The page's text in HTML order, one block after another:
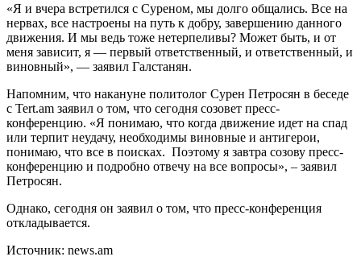
«Я и вчера встретился с Суреном, мы долго общались. Все на
нервах, все настроены на путь к добру, завершению данного
движения. И мы ведь тоже нетерпеливы? Может быть, и от
меня зависит, я — первый ответственный, и ответственный, и
виновный», — заявил Галстанян.
Напомним, что накануне политолог Сурен Петросян в беседе
с Tert.am заявил о том, что сегодня созовет пресс-
конференцию. «Я понимаю, что когда движение идет на спад
или терпит неудачу, необходимы виновные и антигерои,
понимаю, что все в поисках. Поэтому я завтра созову пресс-
конференцию и подробно отвечу на все вопросы», – заявил
Петросян.
Однако, сегодня он заявил о том, что пресс-конференция
откладывается.
Источник: news.am